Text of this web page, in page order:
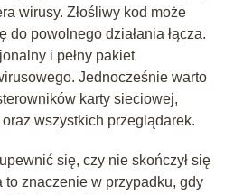
wirusy. Złośliwy kod może
do powolnego działania łącza.
i pełny pakiet
Jednocześnie warto
karty sieciowej,
wszystkich przeglądarek.
się, czy nie skończył się
to znaczenie w przypadku, gdy